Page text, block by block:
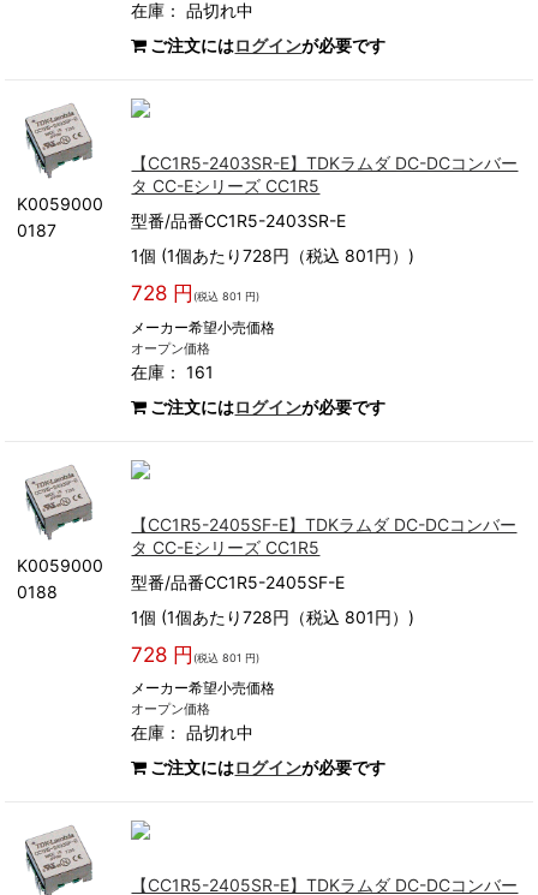
在庫：品切れ中
ご注文にはログインが必要です
K0059000
0187
【CC1R5-2403SR-E】TDKラムダ DC-DCコンバー
タ CC-Eシリーズ CC1R5
型番/品番CC1R5-2403SR-E
1個 (1個あたり728円（税込 801円）)
728 円 (税込 801 円)
メーカー希望小売価格
オープン価格
在庫： 161
ご注文にはログインが必要です
K0059000
0188
【CC1R5-2405SF-E】TDKラムダ DC-DCコンバー
タ CC-Eシリーズ CC1R5
型番/品番CC1R5-2405SF-E
1個 (1個あたり728円（税込 801円）)
728 円 (税込 801 円)
メーカー希望小売価格
オープン価格
在庫：品切れ中
ご注文にはログインが必要です
【CC1R5-2405SR-E】TDKラムダ DC-DCコンバー